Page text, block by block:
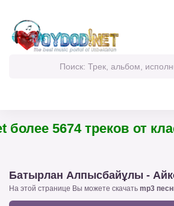
5674 треков от
Батырлан Алпысбайұлы -
На этой странице Вы можете скачать mp3 песню